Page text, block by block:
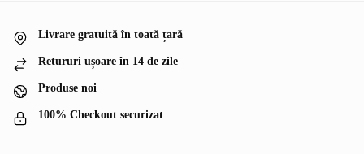
Livrare gratuită în toată țară
Retururi ușoare în 14 de zile
Produse noi
100% Checkout securizat